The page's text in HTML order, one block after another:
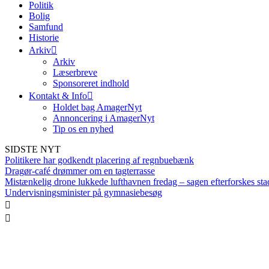
Politik
Bolig
Samfund
Historie
Arkiv
Arkiv
Læserbreve
Sponsoreret indhold
Kontakt & Info
Holdet bag AmagerNyt
Annoncering i AmagerNyt
Tip os en nyhed
SIDSTE NYT
Politikere har godkendt placering af regnbuebænk
Dragør-café drømmer om en tagterrasse
Mistænkelig drone lukkede lufthavnen fredag – sagen efterforskes
Undervisningsminister på gymnasiebesøg